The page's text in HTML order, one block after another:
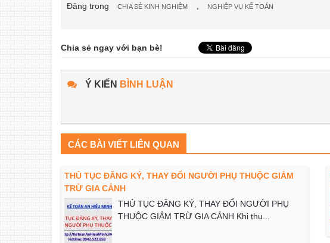
Đăng trong CHIA SẺ KINH NGHIỆM NGHIỆP VỤ KẾ TOÁN
Chia sẻ ngay với bạn bè!
Ý KIẾN BÌNH LUẬN
CÁC BÀI VIẾT LIÊN QUAN
THỦ TỤC ĐĂNG KÝ, THAY ĐỔI NGƯỜI PHỤ THUỘC GIẢM
TRỪ GIA CẢNH
THỦ TỤC ĐĂNG KÝ, THAY ĐỔI NGƯỜI PHỤ
THUỘC GIẢM TRỪ GIA CẢNH Khi thu...